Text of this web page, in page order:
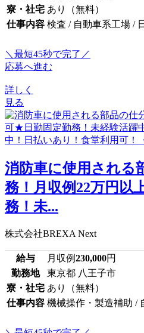
寮・社宅 あり（無料）
仕事内容 検査 / 自動車系工場 /
＼最短45秒で完了／
応募へ進む
詳しく
見る
消防車に使用される
務！月収例22万円以
務！未...
株式会社BREXA Next
給与 月収例230,000円
勤務地
東京都 八王子市
寮・社宅 あり（無料）
仕事内容 機械操作・製造補助 /